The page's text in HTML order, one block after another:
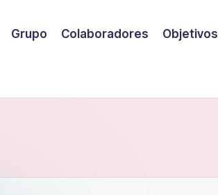
Grupo Colaboradores Objetivos